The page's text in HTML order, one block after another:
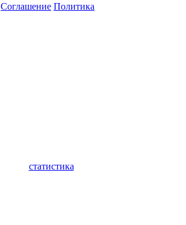
Соглашение Политика
статистика